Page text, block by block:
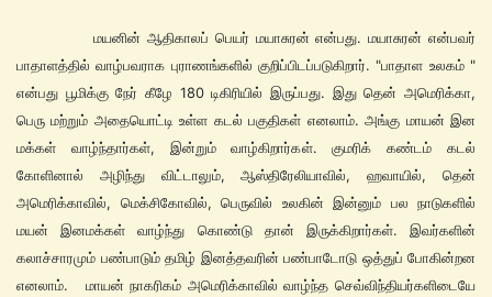
மயனின் ஆதிகாலப் பெயர் மயாசுரன் என்பது. மயாசுரன் என்பவர்
பாதாளத்தில் வாழ்பவராக புராணங்களில் குறிப்பிடப்படுகிறார். "பாதாள உலகம் "
என்பது பூமிக்கு நேர் கீழே 180 டிகிரியில் இருப்பது. இது தென் அமெரிக்கா,
பெரு மற்றும் அதையொட்டி உள்ள கடல் பகுதிகள் எனலாம். அங்கு மாயன் இன
மக்கள் வாழ்ந்தார்கள், இன்றும் வாழ்கிறார்கள். குமரிக் கண்டம் கடல்
கோளினால் அழிந்து விட்டாலும், ஆஸ்திரேலியாவில், ஹவாயில், தென்
அமெரிக்காவில், மெக்சிகோவில், பெருவில் உலகின் இன்னும் பல நாடுகளில்
மயன் இனமக்கள் வாழ்ந்து கொண்டு தான் இருக்கிறார்கள். இவர்களின்
கலாச்சாரமும் பண்பாடும் தமிழ் இனத்தவரின் பண்பாடோடு ஒத்துப் போகின்றன
எனலாம்.
மாயன் நாகரிகம் அமெரிக்காவில் வாழ்ந்த செவ்விந்தியர்களிடையே